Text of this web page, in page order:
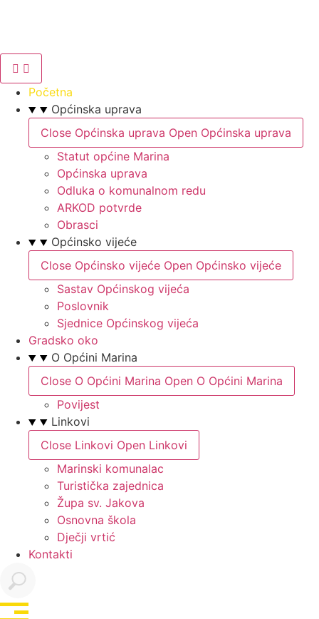
Početna
Općinska uprava
Close Općinska uprava Open Općinska uprava
Statut općine Marina
Općinska uprava
Odluka o komunalnom redu
ARKOD potvrde
Obrasci
Općinsko vijeće
Close Općinsko vijeće Open Općinsko vijeće
Sastav Općinskog vijeća
Poslovnik
Sjednice Općinskog vijeća
Gradsko oko
O Općini Marina
Close O Općini Marina Open O Općini Marina
Povijest
Linkovi
Close Linkovi Open Linkovi
Marinski komunalac
Turistička zajednica
Župa sv. Jakova
Osnovna škola
Dječji vrtić
Kontakti